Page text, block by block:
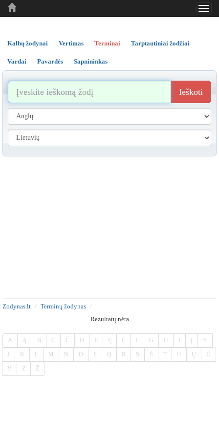
..
..
Kalbų žodynai Vertimas Terminai Tarptautiniai žodžiai
Vardai Pavardės Sapnininkas
Ieškoti
Zodynas.lt
Terminų žodynas
Rezultatų nėra
A Ą B C Č D E Ę Ė F G H Y
J K L M N O P Q R S Š T U Ų Ū
V Z Ž